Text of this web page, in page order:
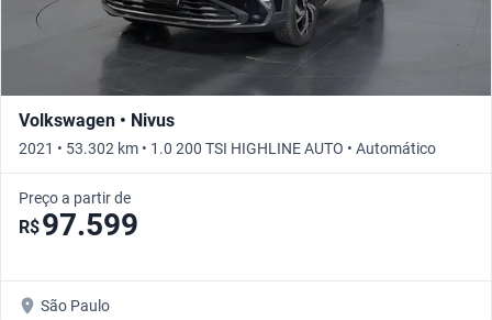
Volkswagen • Nivus
2021 • 53.302 km • 1.0 200 TSI HIGHLINE AUTO • Automático
Preço a partir de
R$97.599
São Paulo